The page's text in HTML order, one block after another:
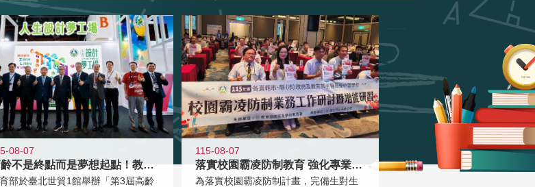
08-07
高齡不是終點而是夢想起點！教育部打
部於臺北世貿1館舉辦「第3屆高齡
115-08-07
落實校園霸凌防制教育 強化專業知能
為落實校園霸凌防制計畫，完備生對生